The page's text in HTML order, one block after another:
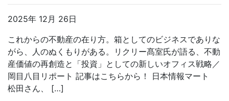
2025年 12月 26日
これからの不動産の在り方。箱としてのビジネスでありな
がら、人のぬくもりがある。リクリー髙室氏が語る、不動
産価値の再創造と「投資」としての新しいオフィス戦略／
岡目八目リポート 記事はこちらから！ 日本情報マート
松田さん、 […]